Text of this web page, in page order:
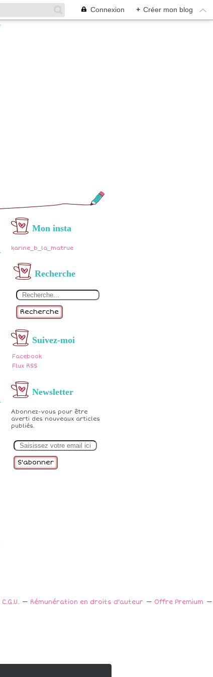
Connexion + Créer mon blog
Mon insta
karine_b_la_matrue
Recherche
Recherche
Suivez-moi
Facebook
Flux RSS
Newsletter
Abonnez-vous pour être
averti des nouveaux articles
publiés.
m
C.G.U. Rémunération en droits d'auteur
Offre Premium